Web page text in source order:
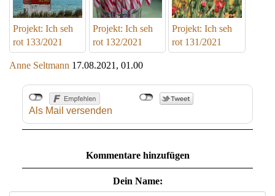
Projekt: Ich seh
rot 133/2021
Projekt: Ich seh
rot 132/2021
Projekt: Ich seh
rot 131/2021
Anne Seltmann 17.08.2021, 01.00
Als Mail versenden
Kommentare hinzufügen
Dein Name: